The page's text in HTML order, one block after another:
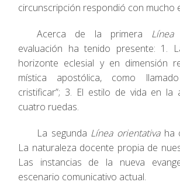
circunscripción respondió con mucho
Acerca de la primera Línea
evaluación ha tenido presente: 1.
horizonte eclesial y en dimensión
mística apostólica, como
cristificar”; 3. El estilo de vida en la
cuatro ruedas.
La segunda Línea orientativaha
La naturaleza docente propia de
Las instancias de la nueva
escenario comunicativo actual.